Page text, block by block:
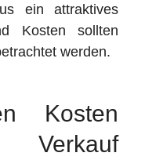
ein attraktives
Kosten sollten
werden.
Kosten
Verkauf